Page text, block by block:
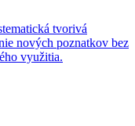
tvorivá
nových poznatkov bez
využitia.